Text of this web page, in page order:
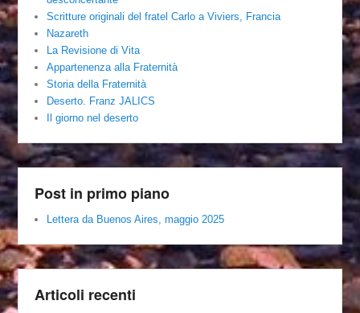
Scritture originali del fratel Carlo a Viviers, Francia
Nazareth
La Revisione di Vita
Appartenenza alla Fraternità
Storia della Fraternità
Deserto. Franz JALICS
Il giorno nel deserto
Post in primo piano
Lettera da Buenos Aires, maggio 2025
Articoli recenti